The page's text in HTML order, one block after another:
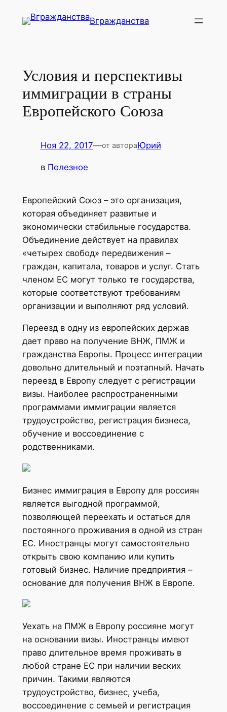
Вгражданства
Условия и перспективы
иммиграции в страны
Европейского Союза
Ноя 22, 2017—от автораЮрий
в Полезное
Европейский Союз – это организация,
которая объединяет развитые и
экономически стабильные государства.
Объединение действует на правилах
«четырех свобод» передвижения –
граждан, капитала, товаров и услуг. Стать
членом ЕС могут только те государства,
которые соответствуют требованиям
организации и выполняют ряд условий.
Переезд в одну из европейских держав
дает право на получение ВНЖ, ПМЖ и
гражданства Европы. Процесс интеграции
довольно длительный и поэтапный. Начать
переезд в Европу следует с регистрации
визы. Наиболее распространенными
программами иммиграции является
трудоустройство, регистрация бизнеса,
обучение и воссоединение с
родственниками.
Бизнес иммиграция в Европу для россиян
является выгодной программой,
позволяющей переехать и остаться для
постоянного проживания в одной из стран
ЕС. Иностранцы могут самостоятельно
открыть свою компанию или купить
готовый бизнес. Наличие предприятия –
основание для получения ВНЖ в Европе.
Уехать на ПМЖ в Европу россияне могут
на основании визы. Иностранцы имеют
право длительное время проживать в
любой стране ЕС при наличии веских
причин. Такими являются
трудоустройство, бизнес, учеба,
воссоединение с семьей и регистрация